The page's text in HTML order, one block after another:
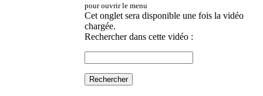
pour ouvrir le menu
Cet onglet sera disponible une fois la vidéo
chargée.
Rechercher dans cette vidéo :
Rechercher